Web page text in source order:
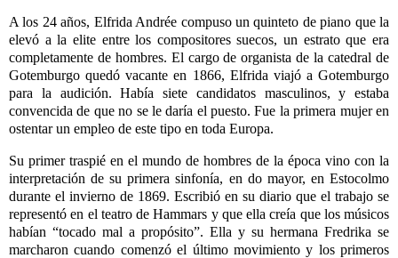
A los 24 años, Elfrida Andrée compuso un quinteto de piano que la
elevó a la elite entre los compositores suecos, un estrato que era
completamente de hombres. El cargo de organista de la catedral de
Gotemburgo quedó vacante en 1866, Elfrida viajó a Gotemburgo
para la audición. Había siete candidatos masculinos, y estaba
convencida de que no se le daría el puesto. Fue la primera mujer en
ostentar un empleo de este tipo en toda Europa.
Su primer traspié en el mundo de hombres de la época vino con la
interpretación de su primera sinfonía, en do mayor, en Estocolmo
durante el invierno de 1869. Escribió en su diario que el trabajo se
representó en el teatro de Hammars y que ella creía que los músicos
habían “tocado mal a propósito”. Ella y su hermana Fredrika se
marcharon cuando comenzó el último movimiento y los primeros